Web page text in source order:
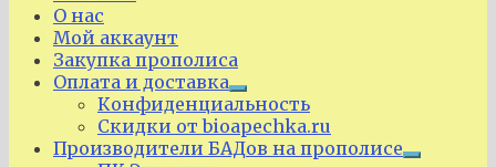
О нас
Мой аккаунт
Закупка прополиса
Оплата и доставка
Expand
child
menu
Конфиденциальность
Скидки от bioapechka.ru
Производители БАДов на прополисе
Expand